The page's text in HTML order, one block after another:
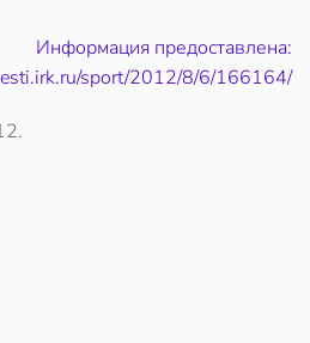
Информация предоставлена:
sport/2012/8/6/166164/
.